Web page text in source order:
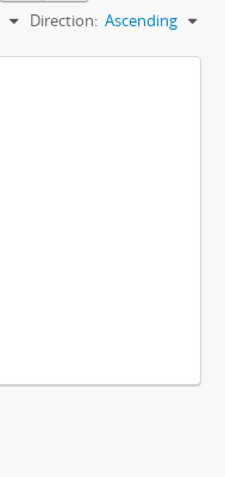
Direction: Ascending